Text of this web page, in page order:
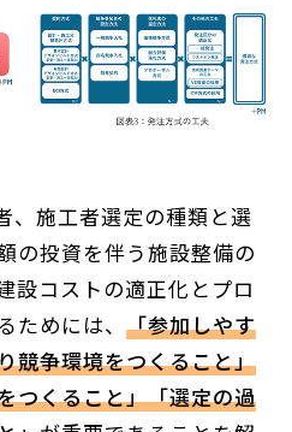
、施工者選定の種類と選
の投資を伴う施設整備の
設コストの適正化とプロ
ためには、「参加しやす
競争環境をつくること」
つくること」「選定の過